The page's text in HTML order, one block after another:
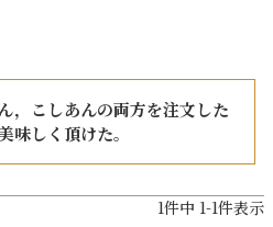
，こしあんの両方を注文した
味しく頂けた。
1件中 1-1件表示